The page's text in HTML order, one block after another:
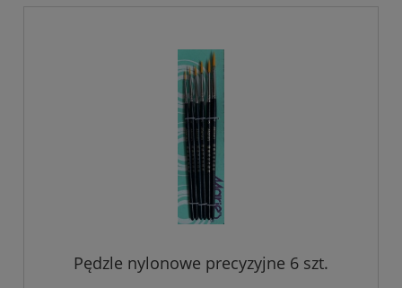
Pędzle nylonowe precyzyjne 6 szt.